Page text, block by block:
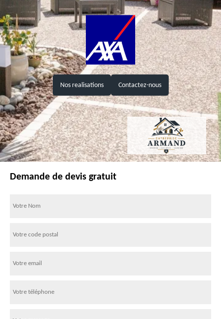
Nos realisations Contactez-nous
Demande de devis gratuit